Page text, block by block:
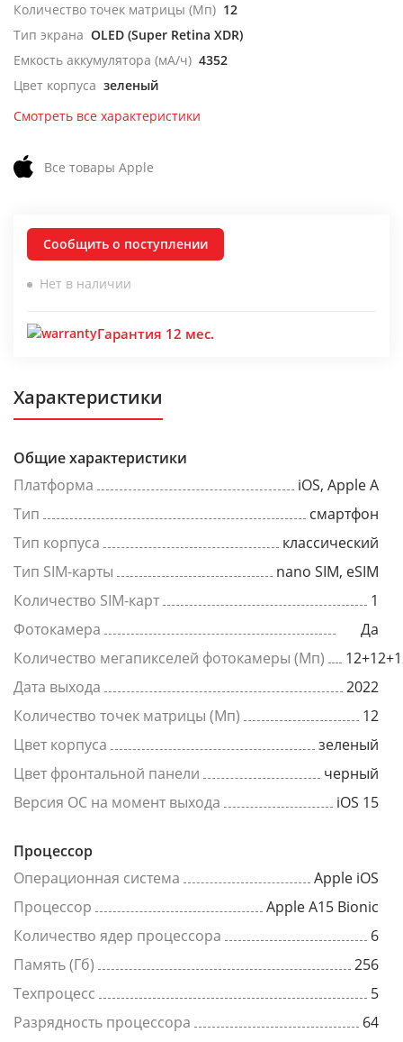
Количество точек матрицы (Мп) 12
Тип экрана OLED (Super Retina XDR)
Емкость аккумулятора (мА/ч) 4352
Цвет корпуса зеленый
Смотреть все характеристики
Все товары Apple
Сообщить о поступлении
Нет в наличии
Гарантия 12 мес.
Характеристики
Общие характеристики
Платформа
iOS, Apple A
Тип
смартфон
Тип корпуса
классический
Тип SIM-карты
nano SIM, eSIM
Количество SIM-карт
1
Фотокамера
Да
Количество мегапикселей фотокамеры (Мп)
Дата выхода
2022
Количество точек матрицы (Мп)
12
Цвет корпуса
зеленый
Цвет фронтальной панели
черный
Версия ОС на момент выхода
iOS 15
Процессор
Операционная система
Apple iOS
Процессор
Apple A15 Bionic
Количество ядер процессора
6
Память (Гб)
256
Техпроцесс
5
Разрядность процессора
64